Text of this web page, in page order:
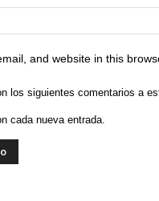
and website in this
los siguientes comentarios a
cada nueva entrada.